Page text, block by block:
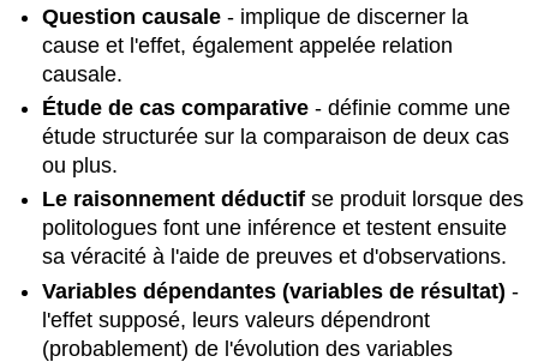
#2
Qu'est-
ce
qu'une
étude
de
cas ?
Section
#2
.4 :
Sélection
des
cas
(ou
Question causale - implique de discerner la
cause et l'effet, également appelée relation
causale.
Étude de cas comparative - définie comme une
étude structurée sur la comparaison de deux cas
ou plus.
Le raisonnement déductif se produit lorsque des
politologues font une inférence et testent ensuite
sa véracité à l'aide de preuves et d'observations.
Variables dépendantes (variables de résultat) -
l'effet supposé, leurs valeurs dépendront
(probablement) de l'évolution des variables